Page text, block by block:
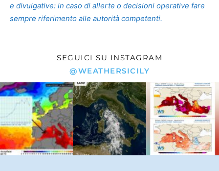
e divulgative: in caso di allerte o decisioni operative fare
sempre riferimento alle autorità competenti.
SEGUICI SU INSTAGRAM
@WEATHERSICILY